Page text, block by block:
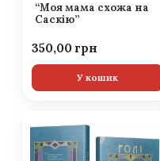
“Моя мама схожа на
Саскію”
350,00
У кошик